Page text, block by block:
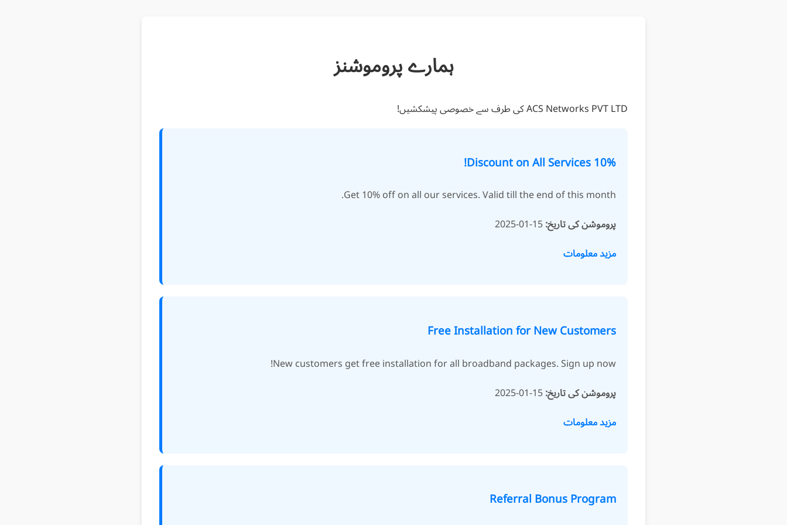
ہمارے پروموشنز
ACS Networks PVT LTD کی طرف سے خصوصی پیشکشیں!
10% Discount on All Services!
Get 10% off on all our services. Valid till the end of this month.
پروموشن کی تاریخ:15-01-2025
مزید معلومات
Free Installation for New Customers
New customers get free installation for all broadband packages. Sign up now!
پروموشن کی تاریخ:15-01-2025
مزید معلومات
Referral Bonus Program